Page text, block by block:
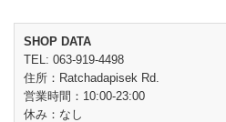
SHOP DATA
TEL: 063-919-4498
住所：Ratchadapisek Rd.
営業時間：10:00-23:00
休み：なし